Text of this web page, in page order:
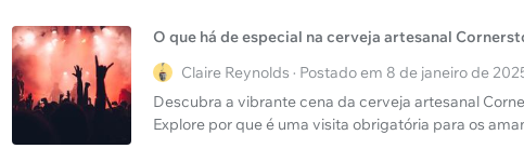
O que há de especial na cerveja artesanal
Claire Reynolds · Postado em 8 de janeiro de
Descubra a vibrante cena da cerveja artesanal
Explore por que é uma visita obrigatória para os